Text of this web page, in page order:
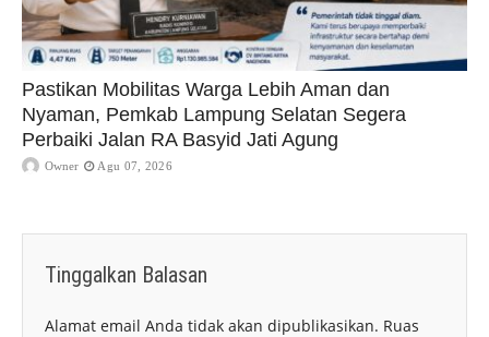
Pastikan Mobilitas Warga Lebih Aman dan
Nyaman, Pemkab Lampung Selatan Segera
Perbaiki Jalan RA Basyid Jati Agung
Owner Agu 07, 2026
Tinggalkan Balasan
Alamat email Anda tidak akan dipublikasikan. Ruas